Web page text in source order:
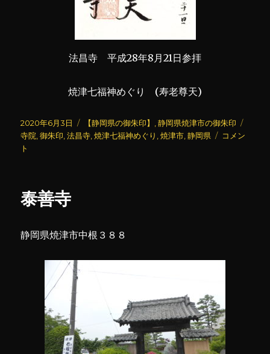
法昌寺 平成28年8月21日参拝
焼津七福神めぐり (寿老尊天)
投
稿
日:
2020年6月3日
カ
テ
【静岡県の御朱印】 ,静岡県焼津市の御朱印
寺院 ,御朱印 ,法昌寺 ,焼津七福神めぐり ,焼津市 ,静岡県
法
コメン
ト
泰善寺
静岡県焼津市中根３８８